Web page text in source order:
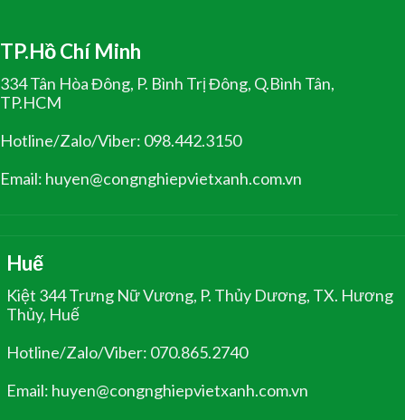
TP.Hồ Chí Minh
334 Tân Hòa Đông, P. Bình Trị Đông, Q.Bình Tân,
TP.HCM
Hotline/Zalo/Viber: 098.442.3150
Email: huyen@congnghiepvietxanh.com.vn
Huế
Kiệt 344 Trưng Nữ Vương, P. Thủy Dương, TX. Hương
Thủy, Huế
Hotline/Zalo/Viber: 070.865.2740
Email: huyen@congnghiepvietxanh.com.vn